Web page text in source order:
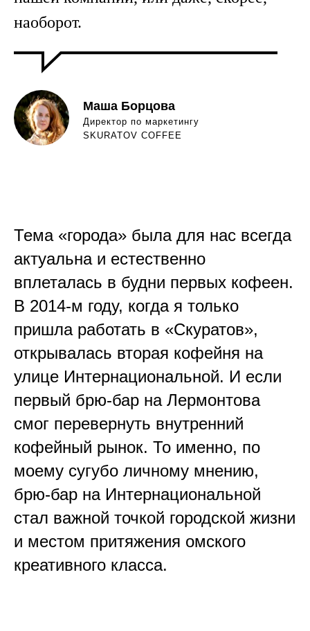
наоборот.
Маша Борцова
Директор по маркетингу
SKURATOV COFFEE
Тема «города» была для нас всегда
актуальна и естественно
вплеталась в будни первых кофеен.
В 2014-м году, когда я только
пришла работать в «Скуратов»,
открывалась вторая кофейня на
улице Интернациональной. И если
первый брю-бар на Лермонтова
смог перевернуть внутренний
кофейный рынок. То именно, по
моему сугубо личному мнению,
брю-бар на Интернациональной
стал важной точкой городской жизни
и местом притяжения омского
креативного класса.